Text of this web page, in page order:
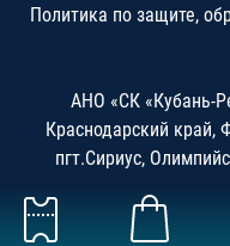
Политика по защите,
АНО «СК «Кубань-
Краснодарский край,
пгт.Сириус,